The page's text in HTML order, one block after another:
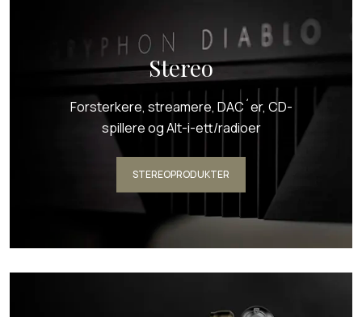
Stereo
Forsterkere, streamere, DAC´er, CD-
spillere og Alt-i-ett/radioer
STEREOPRODUKTER